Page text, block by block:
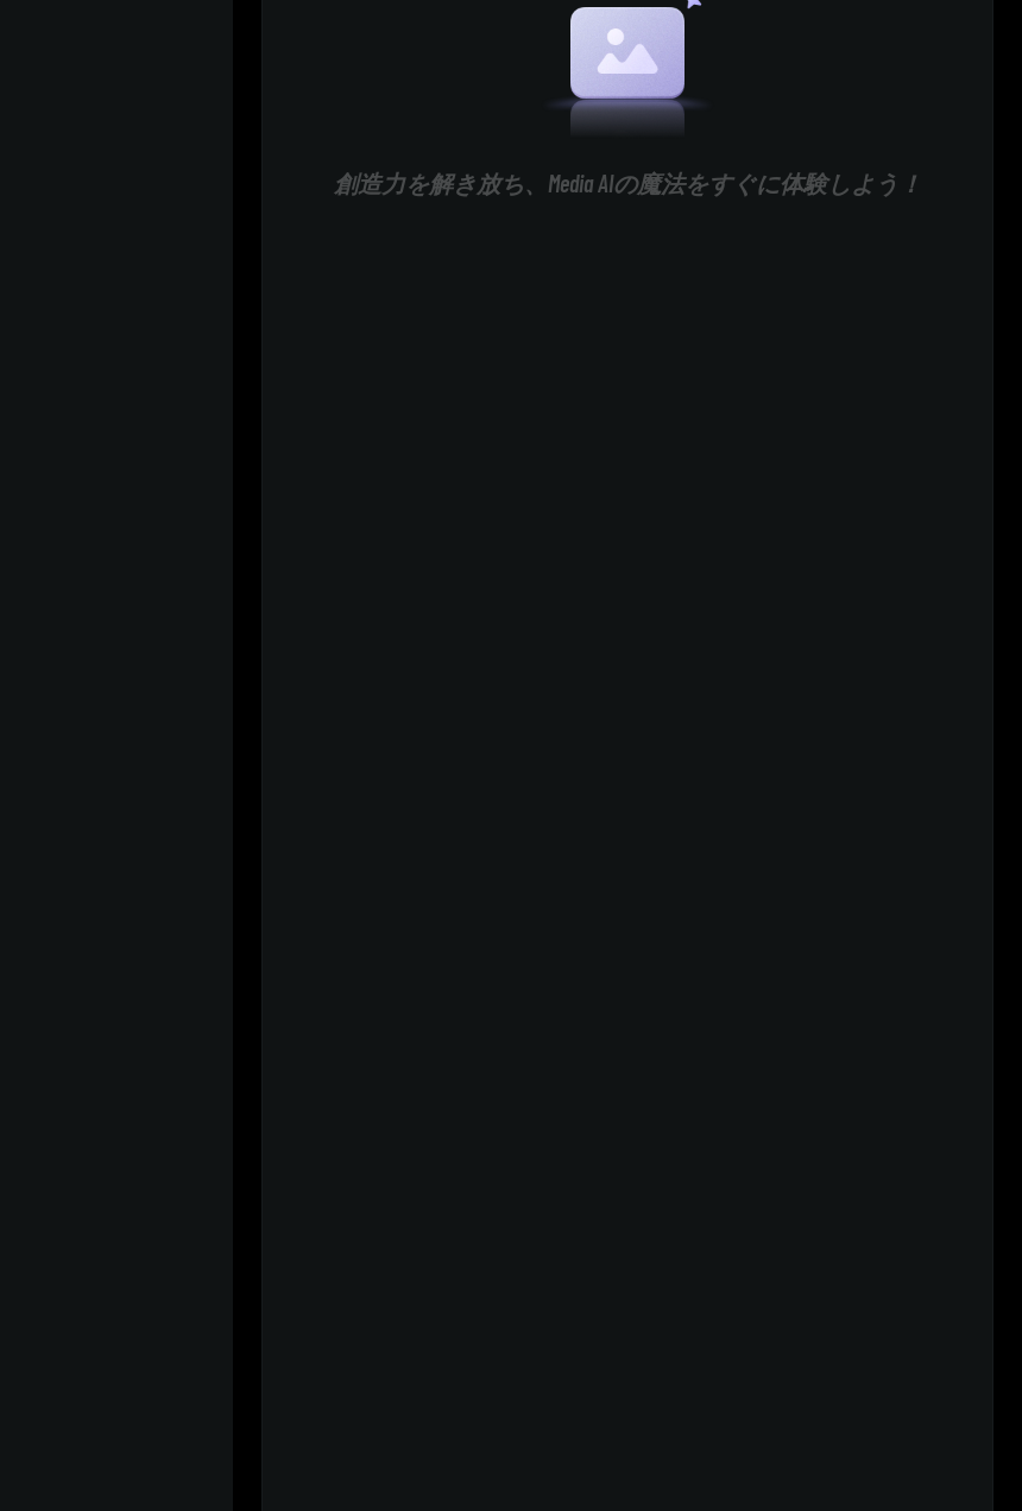
創造力を解き放ち、Media AIの魔法をすぐに体験しよう！